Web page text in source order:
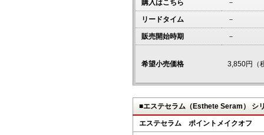
購入はこちら －
リードタイム －
販売開始時期 －
希望小売価格 3,850円（
■エステセラム（Esthete Seram
エステセラム ポイントメイクオフ